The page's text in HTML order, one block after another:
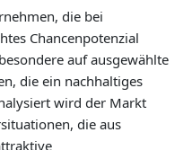
die bei
Chancenpotenzial
auf ausgewählte
die ein nachhaltiges
wird der Markt
die aus